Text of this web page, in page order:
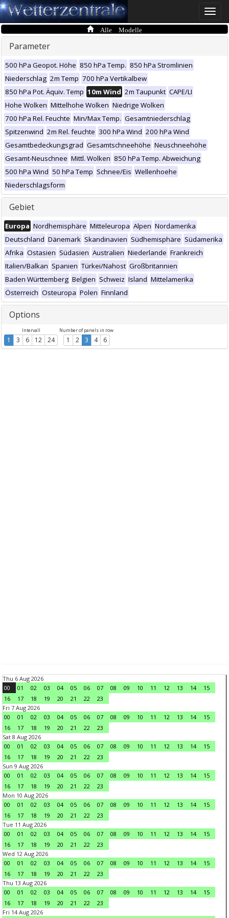
Toggle
Alle Modelle
Parameter
500 hPa Geopot. Höhe 850 hPa Temp. 850 hPa Stromlinien
Niederschlag 2m Temp 700 hPa Vertikalbew
850 hPa Pot. Äquiv. Temp 10m Wind 2m Taupunkt CAPE/LI
Hohe Wolken Mittelhohe Wolken Niedrige Wolken
700 hPa Rel. Feuchte Min/Max Temp. Gesamtniederschlag
Spitzenwind 2m Rel. feuchte 300 hPa Wind 200 hPa Wind
Gesamtbedeckungsgrad Gesamtschneehöhe Neuschneehöhe
Gesamt-Neuschnee Mittl. Wolken 850 hPa Temp. Abweichung
500 hPa Wind 50 hPa Temp Schnee/Eis Wellenhoehe
Niederschlagsform
Gebiet
Europa Nordhemisphäre Mitteleuropa Alpen Nordamerika
Deutschland Dänemark Skandinavien Südhemisphäre Südamerika
Afrika Ostasien Südasien Australien Niederlande Frankreich
Italien/Balkan Spanien Türkei/Nahost Großbritannien
Baden Württemberg Belgien Schweiz Island Mittelamerika
Österreich Osteuropa Polen Finnland
Options
Intervall
1 3 6 12 24
Number of panels in row
1 2 3 4 6
Thu 6 Aug 2026
00
01 02 03 04 05 06 07 08 09 10 11 12 13 14
15
16
17 18 19 20 21 22
23
Fri 7 Aug 2026
00
01 02 03 04 05 06 07 08 09 10 11 12 13 14
15
16
17 18 19 20 21 22
23
Sat 8 Aug 2026
00
01 02 03 04 05 06 07 08 09 10 11 12 13 14
15
16
17 18 19 20 21 22
23
Sun 9 Aug 2026
00
01 02 03 04 05 06 07 08 09 10 11 12 13 14
15
16
17 18 19 20 21 22
23
Mon 10 Aug 2026
00
01 02 03 04 05 06 07 08 09 10 11 12 13 14
15
16
17 18 19 20 21 22
23
Tue 11 Aug 2026
00
01 02 03 04 05 06 07 08 09 10 11 12 13 14
15
16
17 18 19 20 21 22
23
Wed 12 Aug 2026
00
01 02 03 04 05 06 07 08 09 10 11 12 13 14
15
16
17 18 19 20 21 22
23
Thu 13 Aug 2026
00
01 02 03 04 05 06 07 08 09 10 11 12 13 14
15
16
17 18 19 20 21 22
23
Fri 14 Aug 2026